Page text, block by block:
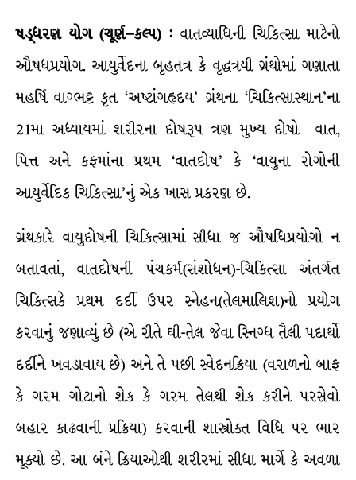
ષડ્ધરણ યોગ(ચૂર્ણ–કલ્પ) : વાતવ્યાધિની ચિકિત્સા માટેનો
ઔષધપ્રયોગ. આયુર્વેદના બૃહતત્ર કે વૃદ્ધત્રયી ગ્રંથોમાં ગણાતા
મહર્ષિ વાગ્ભટ્ટ કૃત ‘અષ્ટાંગહૃદય’ ગ્રંથના ‘ચિકિત્સાસ્થાન’ના
21મા અધ્યાયમાં શરીરના દોષરૂપ ત્રણ મુખ્ય દોષો વાત,
પિત્ત અને કફમાંના પ્રથમ ‘વાતદોષ’ કે ‘વાયુના રોગોની
આયુર્વેદિક ચિકિત્સા’નું એક ખાસ પ્રકરણ છે.
ગ્રંથકારે વાયુદોષની ચિકિત્સામાં સીધા જ ઔષધિપ્રયોગો ન
બતાવતાં, વાતદોષની પંચકર્મ(સંશોધન)-ચિકિત્સા અંતર્ગત
ચિકિત્સકે પ્રથમ દર્દી ઉપર સ્નેહન(તેલમાલિશ)નો પ્રયોગ
કરવાનું જણાવ્યું છે (એ રીતે ઘી-તેલ જેવા સ્નિગ્ધ તૈલી પદાર્થો
દર્દીને ખવડાવાય છે) અને તે પછી સ્વેદનક્રિયા (વરાળનો બાફ
કે ગરમ ગોટાનો શેક કે ગરમ તેલથી શેક કરીને પરસેવો
બહાર કાઢવાની પ્રક્રિયા) કરવાની શાસ્ત્રોક્ત વિધિ પર ભાર
મૂક્યો છે. આ બંને ક્રિયાઓથી શરીરમાં સીધા માર્ગે કે અવળા